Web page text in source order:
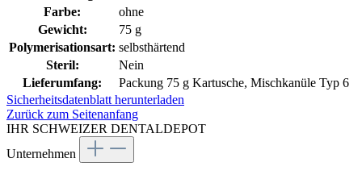
Farbe:
ohne
Gewicht:
75 g
Polymerisationsart: selbsthärtend
Steril:
Nein
Lieferumfang:
Packung 75 g Kartusche, Mischkanüle Typ 6
Sicherheitsdatenblatt herunterladen
Zurück zum Seitenanfang
IHR SCHWEIZER DENTALDEPOT
Unternehmen